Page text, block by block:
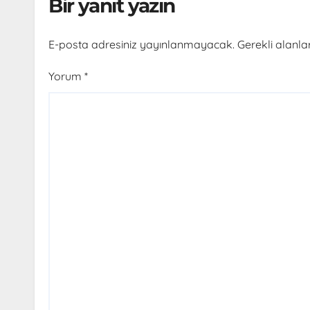
Bir yanıt yazın
E-posta adresiniz yayınlanmayacak. Gerekli
Yorum *